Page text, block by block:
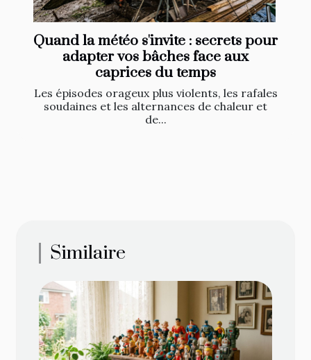
Quand la météo s'invite : secrets pour
adapter vos bâches face aux
caprices du temps
Les épisodes orageux plus violents, les rafales
soudaines et les alternances de chaleur et
de...
Similaire